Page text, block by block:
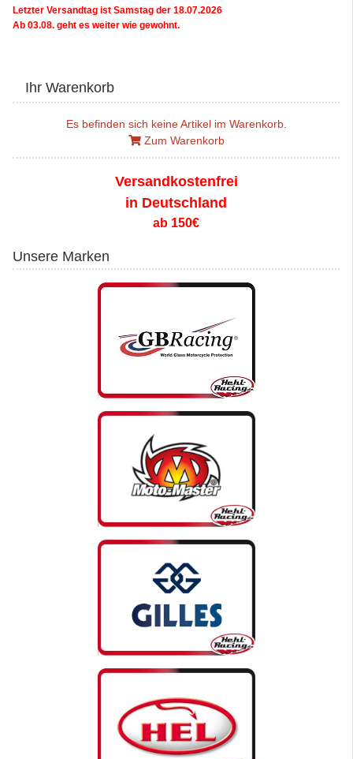
Letzter Versandtag ist Samstag der 18.07.2026
Ab 03.08. geht es weiter wie gewohnt.
Ihr Warenkorb
Es befinden sich keine Artikel im Warenkorb.
Zum Warenkorb
Versandkostenfrei
in Deutschland
ab 150€
Unsere Marken